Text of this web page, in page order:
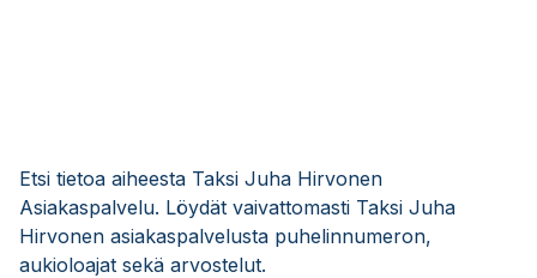
Etsi tietoa aiheesta Taksi Juha Hirvonen
Asiakaspalvelu. Löydät vaivattomasti Taksi Juha
Hirvonen asiakaspalvelusta puhelinnumeron,
aukioloajat sekä arvostelut.